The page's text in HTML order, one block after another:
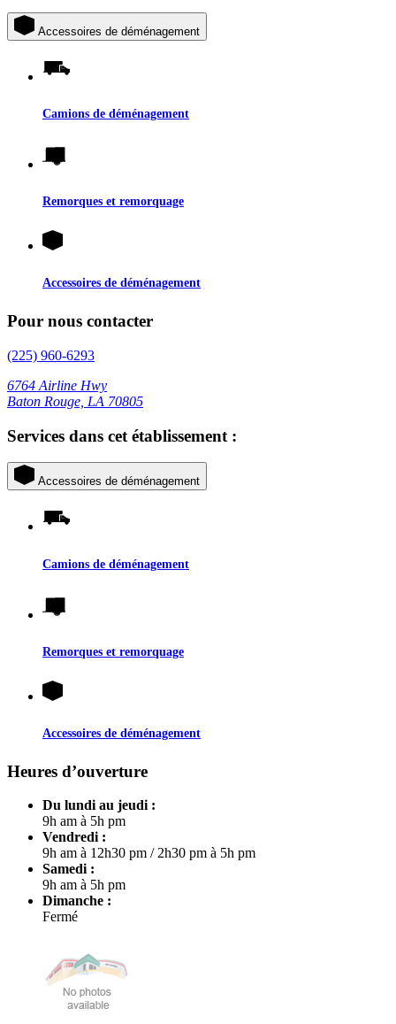
Accessoires de déménagement
Camions de déménagement
Remorques et remorquage
Accessoires de déménagement
Pour nous contacter
(225) 960-6293
6764 Airline Hwy
Baton Rouge, LA 70805
Services dans cet établissement :
Accessoires de déménagement
Camions de déménagement
Remorques et remorquage
Accessoires de déménagement
Heures d’ouverture
Du lundi au jeudi :
9h am à 5h pm
Vendredi :
9h am à 12h30 pm /2h30 pm à 5h pm
Samedi :
9h am à 5h pm
Dimanche :
Fermé